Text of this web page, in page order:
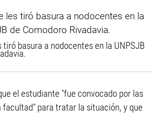
basura a nodocentes en la UNPSJB
el estudiante "fue convocado por las
facultad" para tratar la situación, y que